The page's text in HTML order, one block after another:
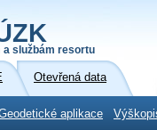
službám resortu
Otevřená data
aplikace